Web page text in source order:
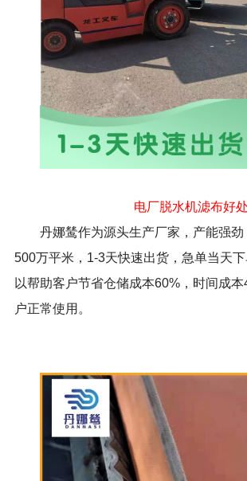
电厂脱水机滤布好处
丹娜鸶作为源头生产厂家，产能强
500万平米，1-3天快速出货，急单当天
以帮助客户节省仓储成本60%，时间成
户正常使用。